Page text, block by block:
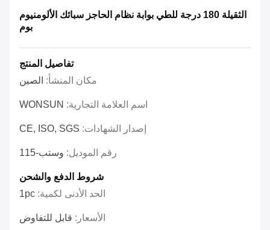
الثقيلة 180 درجة للطي بوابة نظام الحاجز سبائك الألومنيوم
بوم
تفاصيل المنتج
مكان المنشأ: الصين
اسم العلامة التجارية: WONSUN
إصدار الشهادات: CE, ISO, SGS
رقم الموديل: وستب-115
شروط الدفع والشحن
الحد الأدنى لكمية: 1pc
الأسعار: قابل للتفاوض